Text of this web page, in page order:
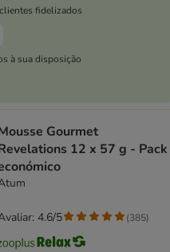
fidelizados
à sua disposição
Gourmet
12 x 57 g - Pack
4.6/5 (385)